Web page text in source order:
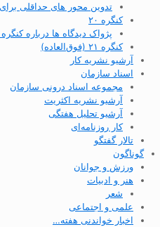
تدوین محور های حداقلی
کنگره ۲۰
پژواک دیدگاه ها درباره کنگره ۲۰
کنگره ۲۱ (فوق‌العاده)
آرشیو نشریه کار
اسناد سازمان
مجموعه اسناد درونی سازمان
آرشیو نشریه اکثریت
آرشیو تحلیل هفتگی
کار روزنامه‌ای
تالار گفتگو
گوناگون
ورزش و جوانان
هنر و ادبیات
شعر
علمی و اجتماعی
اخبار خواندنی هفته…